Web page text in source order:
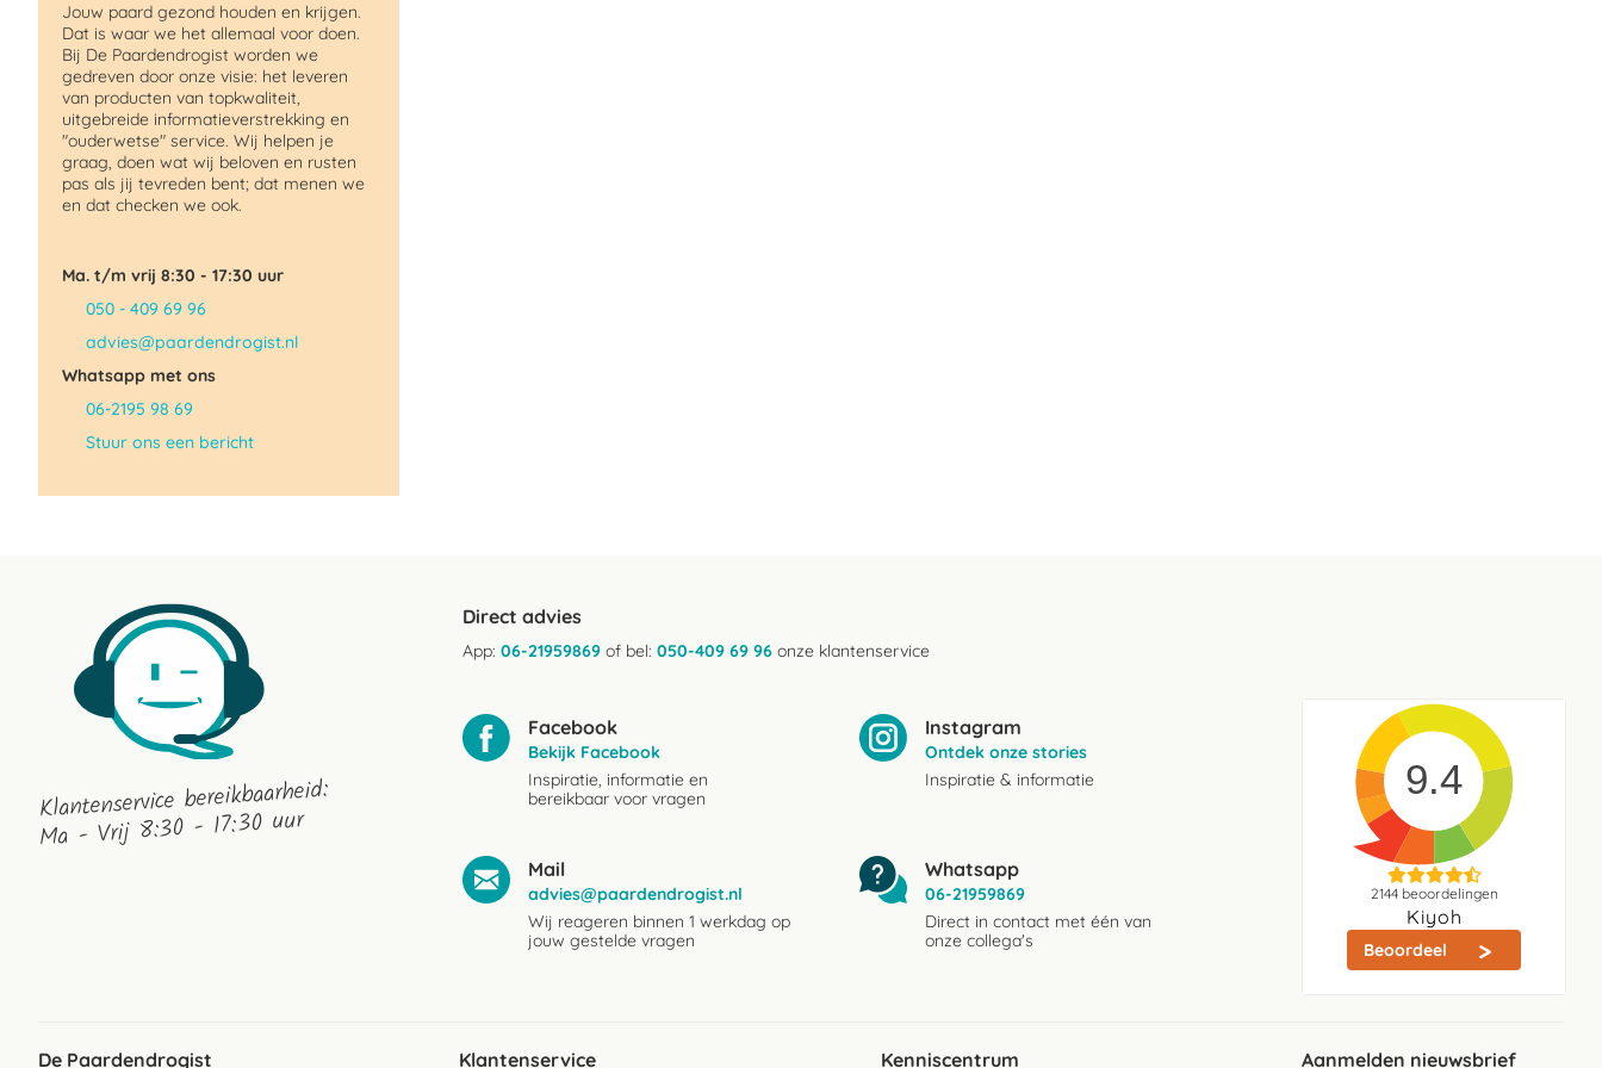
Jouw paard gezond houden en krijgen.
Dat is waar we het allemaal voor doen.
Bij De Paardendrogist worden we
gedreven door onze visie: het leveren
van producten van topkwaliteit,
uitgebreide informatieverstrekking en
"ouderwetse" service. Wij helpen je
graag, doen wat wij beloven en rusten
pas als jij tevreden bent; dat menen we
en dat checken we ook.
Ma. t/m vrij 8:30 - 17:30 uur
050 - 409 69 96
advies@paardendrogist.nl
Whatsapp met ons
06-2195 98 69
Stuur ons een bericht
Klantenservice bereikbaarheid:
Ma - Vrij 8:30 - 17:30 uur
Direct advies
App: 06-21959869 of bel: 050-409 69 96 onze klantenservice
Facebook
Bekijk Facebook
Inspiratie, informatie en
bereikbaar voor vragen
Instagram
Ontdek onze stories
Inspiratie & informatie
Mail
advies@paardendrogist.nl
Wij reageren binnen 1 werkdag op
jouw gestelde vragen
Whatsapp
06-21959869
Direct in contact met één van
onze collega's
9.4
2144beoordelingen
Kiyoh
Beoordeel
De Paardendrogist Klantenservice Kenniscentrum Aanmelden nieuwsbrief